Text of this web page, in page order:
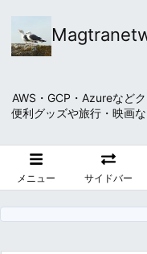
AWS・GCP・Azureなど
便利グッズや旅行・映画
メニュー サイドバー